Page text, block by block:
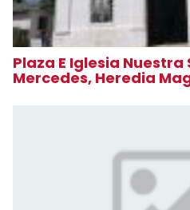
Plaza E Iglesia Nuestra
Mercedes, Heredia